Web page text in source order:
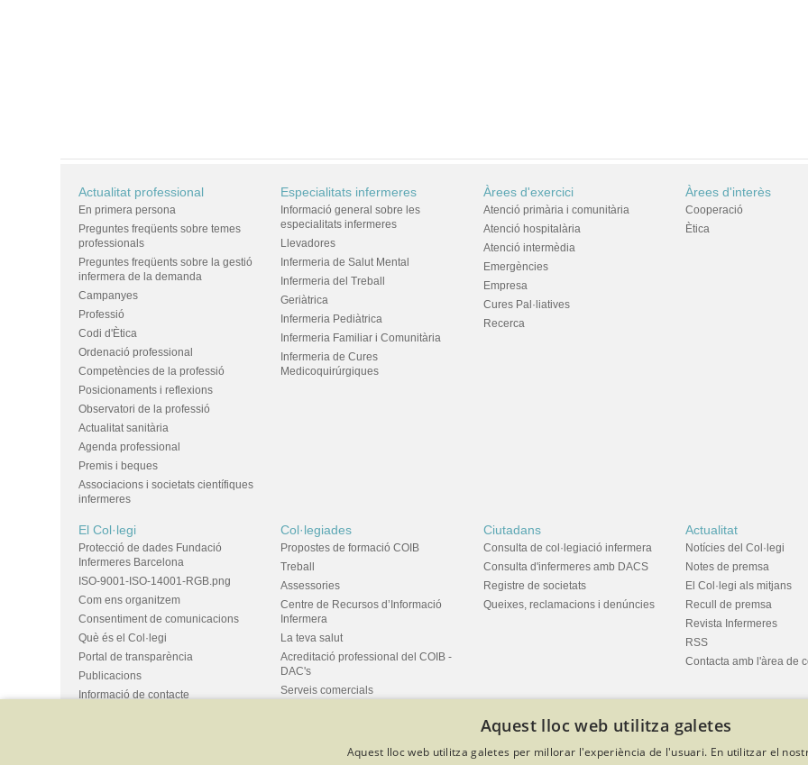
Actualitat professional
En primera persona
Preguntes freqüents sobre temes
professionals
Preguntes freqüents sobre la gestió
infermera de la demanda
Campanyes
Professió
Codi d'Ètica
Ordenació professional
Competències de la professió
Posicionaments i reflexions
Observatori de la professió
Actualitat sanitària
Agenda professional
Premis i beques
Associacions i societats científiques
infermeres
Especialitats infermeres
Informació general sobre les
especialitats infermeres
Llevadores
Infermeria de Salut Mental
Infermeria del Treball
Geriàtrica
Infermeria Pediàtrica
Infermeria Familiar i Comunitària
Infermeria de Cures
Medicoquirúrgiques
Àrees d'exercici
Atenció primària i comunitària
Atenció hospitalària
Atenció intermèdia
Emergències
Empresa
Cures Pal·liatives
Recerca
Àrees d'interès
Cooperació
Ètica
El Col·legi
Protecció de dades Fundació
Infermeres Barcelona
ISO-9001-ISO-14001-RGB.png
Com ens organitzem
Consentiment de comunicacions
Què és el Col·legi
Portal de transparència
Publicacions
Informació de contacte
Col·legiades
Propostes de formació COIB
Treball
Assessories
Centre de Recursos d’Informació
Infermera
La teva salut
Acreditació professional del COIB -
DAC's
Serveis comercials
Ciutadans
Consulta de col·legiació infermera
Consulta d'infermeres amb DACS
Registre de societats
Queixes, reclamacions i denúncies
Actualitat
Notícies del Col·legi
Notes de premsa
El Col·legi als mitjans
Recull de premsa
Revista Infermeres
RSS
Contacta amb l'àrea de
Aquest lloc web utilitza galetes
Aquest lloc web utilitza galetes per millorar l'experiència de l'usuari. En utilitzar el